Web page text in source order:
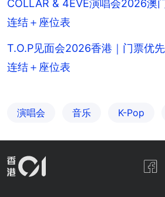
COLLAR & 4EVE演唱会2026澳
连结＋座位表
T.O.P见面会2026香港｜门票优
连结＋座位表
演唱会 音乐 K-Pop